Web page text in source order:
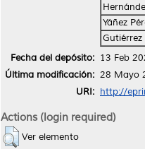
Yáñez
Gutiérrez
Fecha del depósito: 13 Feb
Última modificación: 28 Mayo
URI: http://
Actions (login required)
Ver elemento